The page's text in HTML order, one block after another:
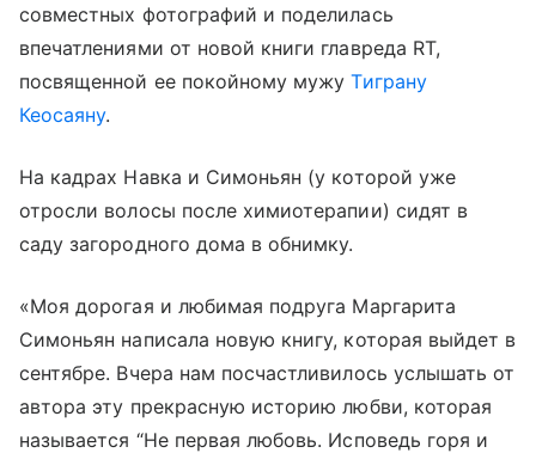
совместных фотографий и поделилась
впечатлениями от новой книги главреда RT,
посвященной ее покойному мужуТиграну
Кеосаяну.
На кадрах Навка и Симоньян (у которой уже
отросли волосы после химиотерапии) сидят в
саду загородного дома в обнимку.
«Моя дорогая и любимая подруга Маргарита
Симоньян написала новую книгу, которая выйдет в
сентябре. Вчера нам посчастливилось услышать от
автора эту прекрасную историю любви, которая
называется “Не первая любовь. Исповедь горя и